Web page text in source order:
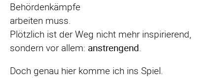
Behördenkämpfe
arbeiten muss.
Plötzlich ist der Weg nicht mehr inspirierend,
sondern vor allem: anstrengend.
Doch genau hier komme ich ins Spiel.